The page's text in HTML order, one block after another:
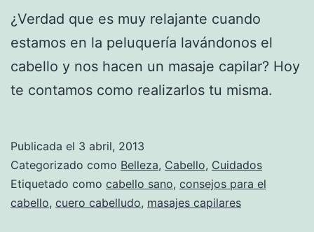
¿Verdad que es muy relajante cuando
estamos en la peluquería lavándonos el
cabello y nos hacen un masaje capilar? Hoy
te contamos como realizarlos tu misma.
Publicada el 3 abril, 2013
Categorizado como Belleza, Cabello, Cuidados
Etiquetado como cabello sano, consejos para el
cabello, cuero cabelludo, masajes capilares